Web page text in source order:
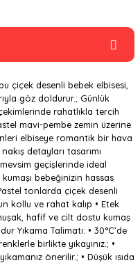
çiçek desenli bebek elbisesi,
göz doldurur.; Günlük
rahatlıkla tercih
mavi-pembe zemin üzerine
elbiseye romantik bir hava
detayları tasarımı
geçişlerinde ideal
bebeğinizin hassas
tonlarda çiçek desenli
kollu ve rahat kalıp • Etek
hafif ve cilt dostu kumaş
Yıkama Talimatı: • 30°C’de
birlikte yıkayınız.; •
önerilir.; • Düşük ısıda